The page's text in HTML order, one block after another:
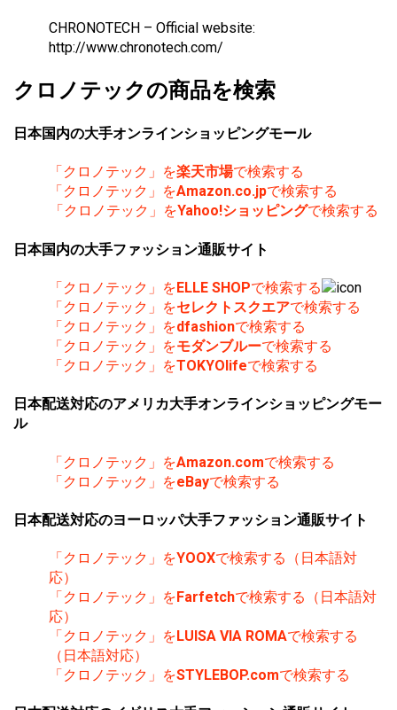
CHRONOTECH – Official website:
http://www.chronotech.com/
クロノテックの商品を検索
日本国内の大手オンラインショッピングモール
「クロノテック」を楽天市場で検索する
「クロノテック」をAmazon.co.jpで検索する
「クロノテック」をYahoo!ショッピングで検索する
日本国内の大手ファッション通販サイト
「クロノテック」をELLE SHOPで検索する
「クロノテック」をセレクトスクエアで検索する
「クロノテック」をdfashionで検索する
「クロノテック」をモダンブルーで検索する
「クロノテック」をTOKYOlifeで検索する
日本配送対応のアメリカ大手オンラインショッピングモー
ル
「クロノテック」をAmazon.comで検索する
「クロノテック」をeBayで検索する
日本配送対応のヨーロッパ大手ファッション通販サイト
「クロノテック」をYOOXで検索する（日本語対
応）
「クロノテック」をFarfetchで検索する（日本語対
応）
「クロノテック」をLUISA VIA ROMAで検索する
（日本語対応）
「クロノテック」をSTYLEBOP.comで検索する